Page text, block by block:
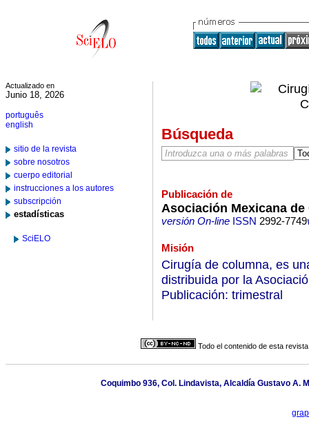
Actualizado en
Junio 18, 2026
português
english
sitio de la revista
sobre nosotros
cuerpo editorial
instrucciones a los autores
subscripción
estadísticas
SciELO
Búsqueda
Publicación de
Asociación Mexicana
versión On-lineISSN 2992-7749
Misión
Cirugía de columna, es
distribuida por la
Publicación: trimestral
Todo el contenido de esta
Coquimbo 936, Col. Lindavista, Alcaldía Gustavo A.